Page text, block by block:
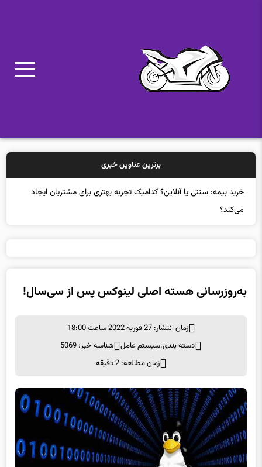
برترین عناوین خبری
زمان انتشار: 27 فوریه 2022 ساعت 18:00
زمان مطالعه: 2 دقیقه